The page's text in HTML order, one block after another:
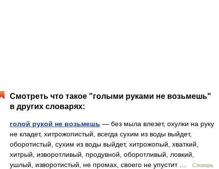
Смотреть что такое "голыми руками не возьмешь"
в других словарях:
голой рукой не возьмешь — без мыла влезет, охулки на руку
не кладет, хитрожопистый, всегда сухим из воды выйдет,
оборотистый, сухим из воды выйдет, хитрожопый, хваткий,
хитрый, изворотливый, продувной, оборотливый, ловкий,
ушлый, изворотистый, не промах, своего не упустит …
Словарь